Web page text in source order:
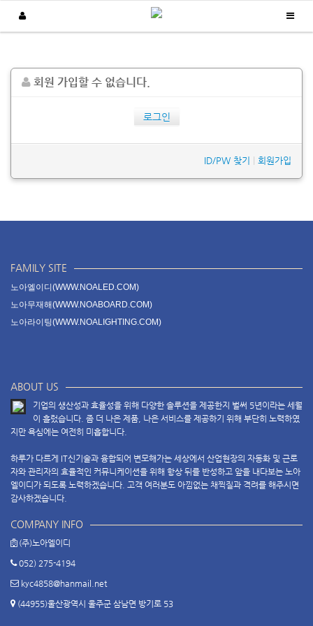
제품소개
Home / 제품소개
회원 가입할 수 없습니다.
로그인
ID/PW 찾기 회원가입
FAMILY SITE
노아엘이디(WWW.NOALED.COM)
노아무재해(WWW.NOABOARD.COM)
노아라이팅(WWW.NOALIGHTING.COM)
ABOUT US
기업의 생산성과 효율성을 위해 다양한 솔루션을 제공한지 벌써 5년이라는 세월
이 흘렀습니다. 좀 더 나은 제품, 나은 서비스를 제공하기 위해 부단히 노력하였
지만 욕심에는 여전히 미흡합니다.
하루가 다르게 IT신기술과 융합되어 변모해가는 세상에서 산업현장의 자동화 및 근로
자와 관리자의 효율적인 커뮤니케이션을 위해 항상 뒤를 반성하고 앞을 내다보는 노아
엘이디가 되도록 노력하겠습니다. 고객 여러분도 아낌없는 채찍질과 격려를 해주시면
감사하겠습니다.
COMPANY INFO
(주)노아엘이디
052) 275-4194
kyc4858@hanmail.net
(44955)울산광역시 울주군 삼남면 방기로 53